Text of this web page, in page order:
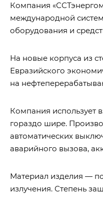
Компания
международной
оборудования и
На новые корпуса из
Евразийского
на
Компания использует
гораздо шире.
автоматических
аварийного вызова,
Материал изделия —
излучения. Степень